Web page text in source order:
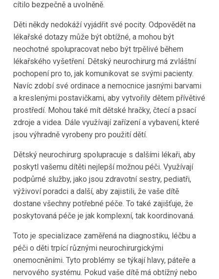
cítilo bezpečně a uvolněně.
Děti někdy nedokáží vyjádřit své pocity. Odpovědět na
lékařské dotazy může být obtížné, a mohou být
neochotné spolupracovat nebo být trpělivé během
lékařského vyšetření. Dětský neurochirurg má zvláštní
pochopení pro to, jak komunikovat se svými pacienty.
Navíc zdobí své ordinace a nemocnice jasnými barvami
a kreslenými postavičkami, aby vytvořily dětem přívětivé
prostředí. Mohou také mít dětské hračky, čtecí a psací
zdroje a videa. Dále využívají zařízení a vybavení, které
jsou výhradně vyrobeny pro použití dětí.
Dětský neurochirurg spolupracuje s dalšími lékaři, aby
poskytl vašemu dítěti nejlepší možnou péči. Využívají
podpůrné služby, jako jsou zdravotní sestry, pediatři,
výživoví poradci a další, aby zajistili, že vaše dítě
dostane všechny potřebné péče. To také zajišťuje, že
poskytovaná péče je jak komplexní, tak koordinovaná.
Toto je specializace zaměřená na diagnostiku, léčbu a
péči o děti trpící různými neurochirurgickými
onemocněními. Tyto problémy se týkají hlavy, páteře a
nervového systému. Pokud vaše dítě má obtížný nebo